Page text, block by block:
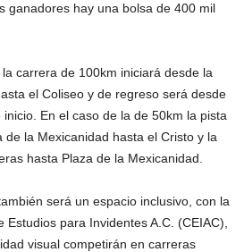
ganadores hay una bolsa de 400 mil
carrera de 100km iniciará desde la
el Coliseo y de regreso será desde
En el caso de la de 50km la pista
de la Mexicanidad hasta el Cristo y la
hasta Plaza de la Mexicanidad.
será un espacio inclusivo, con la
para Invidentes A.C. (CEIAC),
visual competirán en carreras